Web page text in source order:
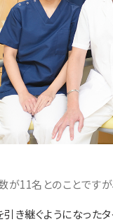
が11名とのことですが
引き継ぐようになった